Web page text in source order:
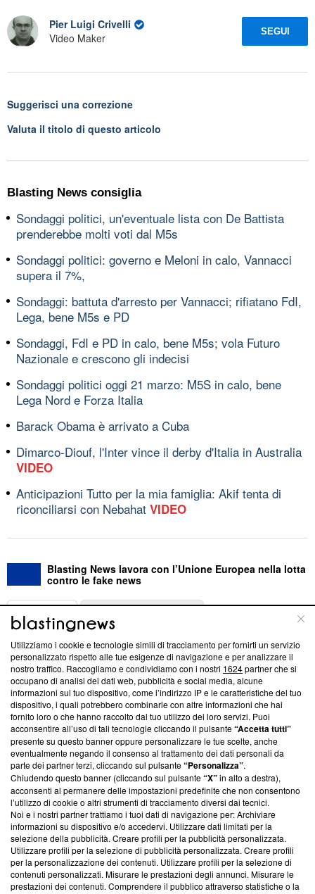
Pier Luigi Crivelli
Video Maker
SEGUI
Suggerisci una correzione
Valuta il titolo di questo articolo
Blasting News consiglia
Sondaggi politici, un'eventuale lista con De Battista
prenderebbe molti voti dal M5s
Sondaggi politici: governo e Meloni in calo, Vannacci
supera il 7%,
Sondaggi: battuta d'arresto per Vannacci; rifiatano FdI,
Lega, bene M5s e PD
Sondaggi, FdI e PD in calo, bene M5s; vola Futuro
Nazionale e crescono gli indecisi
Sondaggi politici oggi 21 marzo: M5S in calo, bene
Lega Nord e Forza Italia
Barack Obama è arrivato a Cuba
Dimarco-Diouf, l'Inter vince il derby d'Italia in Australia
VIDEO
Anticipazioni Tutto per la mia famiglia: Akif tenta di
riconciliarsi con Nebahat VIDEO
Blasting News lavora con l’Unione Europea nella lotta
contro le fake news
ABOUT
Questa sezione offre informazioni trasparenti su Blasting
News, sui nostri processi editoriali e su come ci impegniamo a
creare news di qualità. Inoltre, afferma la nostra aderenza a
‘Trust Project - News with Integrity’Blasting News non è
ancora membro del programma, ma ha richiesto di farne
parte; Trust Project non ha ancora effettuato una verifica di
conformità agli standard.
Su di noi
Team editoriale
Corporate
Redazione
Informativa Privacy
Utilizziamo i cookie e tecnologie simili di tracciamento per fornirti un servizio
personalizzato rispetto alle tue esigenze di navigazione e per analizzare il
nostro traffico. Raccogliamo e condividiamo con i nostri 1624partner che si
occupano di analisi dei dati web, pubblicità e social media, alcune
informazioni sul tuo dispositivo, come l’indirizzo IP e le caratteristiche del tuo
dispositivo, i quali potrebbero combinarle con altre informazioni che hai
fornito loro o che hanno raccolto dal tuo utilizzo dei loro servizi. Puoi
acconsentire all’uso di tali tecnologie cliccando il pulsante“Accetta tutti”
presente su questo banner oppure personalizzare le tue scelte, anche
eventualmente negando il consenso al trattamento dei dati personali da
parte dei partner terzi, cliccando sul pulsante“Personalizza”.
Chiudendo questo banner (cliccando sul pulsante“X”in alto a destra),
acconsenti al permanere delle impostazioni predefinite che non consentono
l’utilizzo di cookie o altri strumenti di tracciamento diversi dai tecnici.
Noi e i nostri partner trattiamo i tuoi dati di navigazione per: Archiviare
informazioni su dispositivo e/o accedervi. Utilizzare dati limitati per la
selezione della pubblicità. Creare profili per la pubblicità personalizzata.
Utilizzare profili per la selezione di pubblicità personalizzata. Creare profili
per la personalizzazione dei contenuti. Utilizzare profili per la selezione di
contenuti personalizzati. Misurare le prestazioni degli annunci. Misurare le
prestazioni dei contenuti. Comprendere il pubblico attraverso statistiche o la